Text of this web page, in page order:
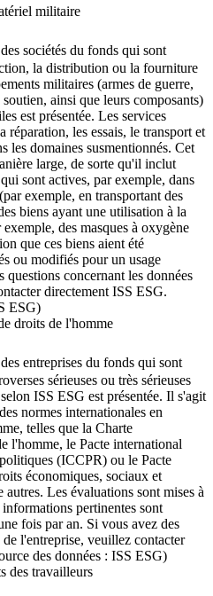
militaire
sociétés du fonds qui sont
la distribution ou la fourniture
militaires (armes de guerre,
ainsi que leurs composants)
est présentée. Les services
réparation, les essais, le transport et
les domaines susmentionnés. Cet
large, de sorte qu'il inclut
sont actives, par exemple, dans
exemple, en transportant des
biens ayant une utilisation à la
des masques à oxygène
que ces biens aient été
ou modifiés pour un usage
concernant les données
directement ISS ESG.
ESG)
droits de l'homme
entreprises du fonds qui sont
sérieuses ou très sérieuses
ISS ESG est présentée. Il s'agit
normes internationales en
telles que la Charte
l'homme, le Pacte international
(ICCPR) ou le Pacte
économiques, sociaux et
Les évaluations sont mises à
pertinentes sont
fois par an. Si vous avez des
de l'entreprise, veuillez contacter
des données : ISS ESG)
des travailleurs